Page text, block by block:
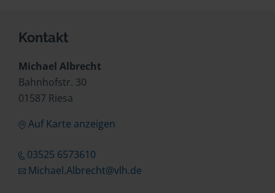
Kontakt
Michael Albrecht
Bahnhofstr. 30
01587 Riesa
Auf Karte anzeigen
03525 6573610
Michael.Albrecht@vlh.de